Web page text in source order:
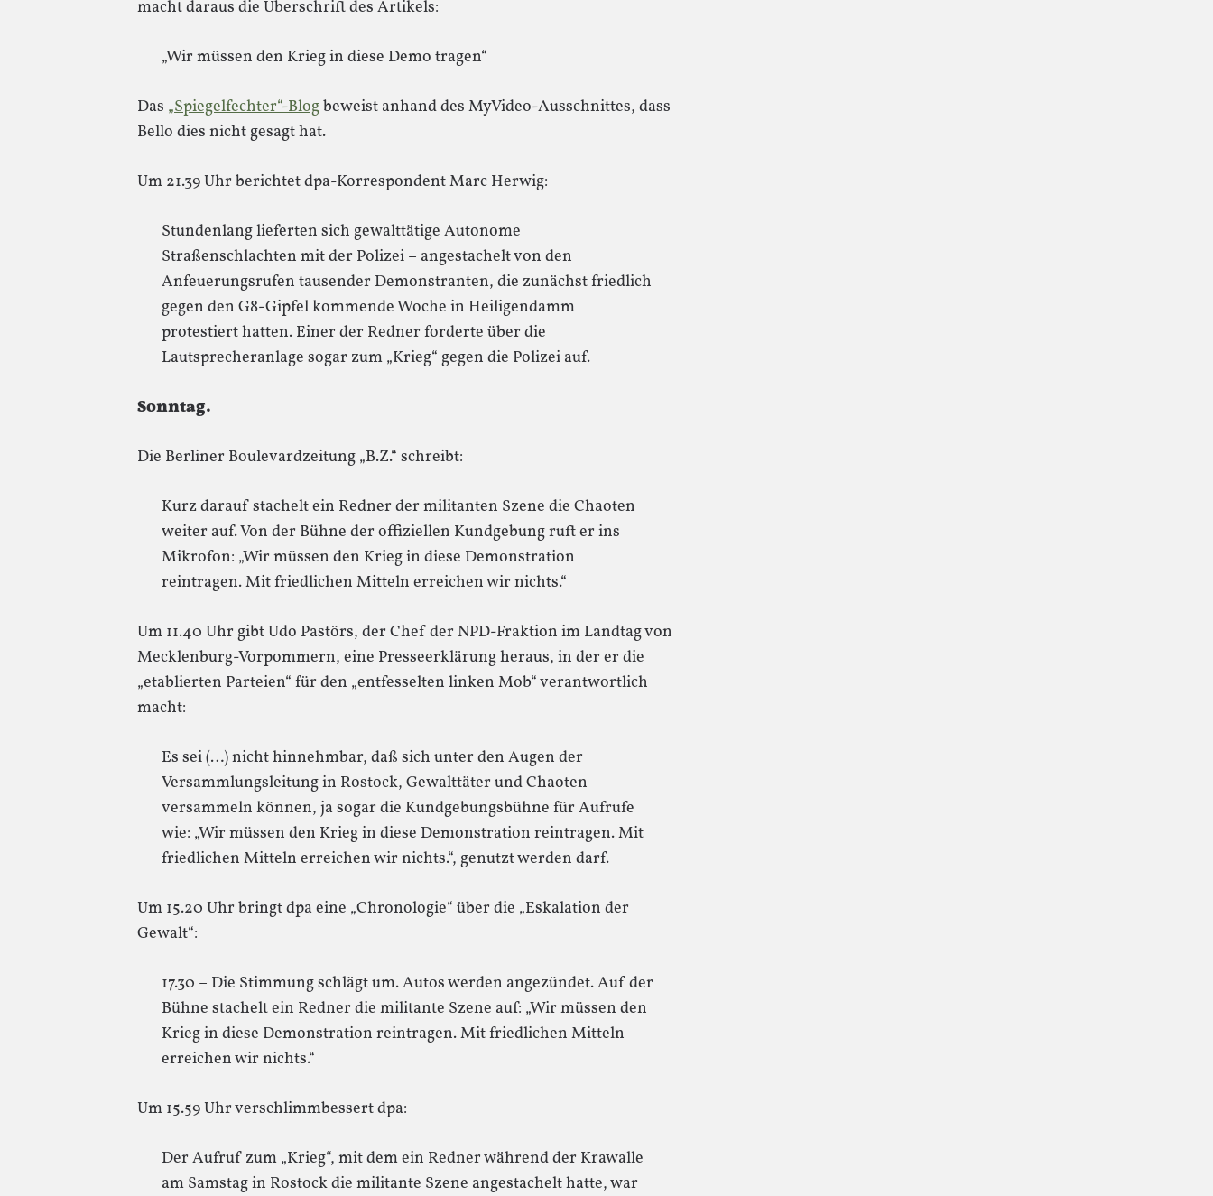
macht daraus die Überschrift des Artikels:
„Wir müssen den Krieg in diese Demo tragen“
Das „Spiegelfechter“-Blogbeweist anhand des MyVideo-Ausschnittes, dass
Bello dies nicht gesagt hat.
Um 21.39 Uhr berichtet dpa-Korrespondent Marc Herwig:
Stundenlang lieferten sich gewalttätige Autonome
Straßenschlachten mit der Polizei – angestachelt von den
Anfeuerungsrufen tausender Demonstranten, die zunächst friedlich
gegen den G8-Gipfel kommende Woche in Heiligendamm
protestiert hatten. Einer der Redner forderte über die
Lautsprecheranlage sogar zum „Krieg“ gegen die Polizei auf.
Sonntag.
Die Berliner Boulevardzeitung „B.Z.“ schreibt:
Kurz darauf stachelt ein Redner der militanten Szene die Chaoten
weiter auf. Von der Bühne der offiziellen Kundgebung ruft er ins
Mikrofon: „Wir müssen den Krieg in diese Demonstration
reintragen. Mit friedlichen Mitteln erreichen wir nichts.“
Um 11.40 Uhr gibt Udo Pastörs, der Chef der NPD-Fraktion im Landtag von
Mecklenburg-Vorpommern, eine Presseerklärung heraus, in der er die
„etablierten Parteien“ für den „entfesselten linken Mob“ verantwortlich
macht:
Es sei (…) nicht hinnehmbar, daß sich unter den Augen der
Versammlungsleitung in Rostock, Gewalttäter und Chaoten
versammeln können, ja sogar die Kundgebungsbühne für Aufrufe
wie: „Wir müssen den Krieg in diese Demonstration reintragen. Mit
friedlichen Mitteln erreichen wir nichts.“, genutzt werden darf.
Um 15.20 Uhr bringt dpa eine „Chronologie“ über die „Eskalation der
Gewalt“:
17.30 – Die Stimmung schlägt um. Autos werden angezündet. Auf der
Bühne stachelt ein Redner die militante Szene auf: „Wir müssen den
Krieg in diese Demonstration reintragen. Mit friedlichen Mitteln
erreichen wir nichts.“
Um 15.59 Uhr verschlimmbessert dpa:
Der Aufruf zum „Krieg“, mit dem ein Redner während der Krawalle
am Samstag in Rostock die militante Szene angestachelt hatte, war